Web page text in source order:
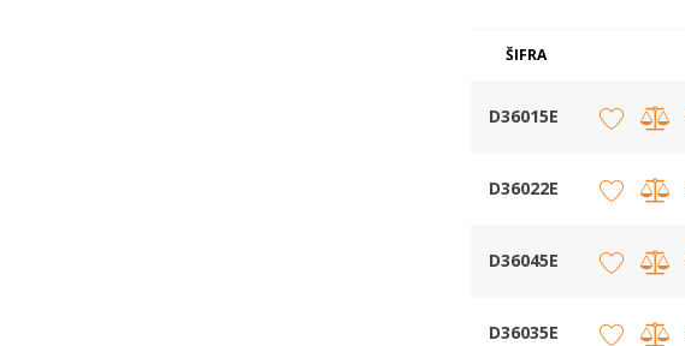
ŠIFRA
D36015E
D36022E
D36045E
D36035E